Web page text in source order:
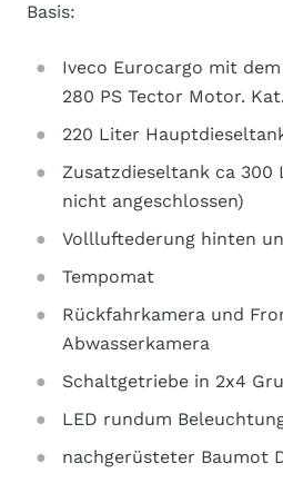
Basis:
Iveco Eurocargo mit
280 PS Tector Motor.
220 Liter
Zusatzdieseltank ca 300
nicht angeschlossen)
Vollluftederung hinten
Tempomat
Rückfahrkamera und
Abwasserkamera
Schaltgetriebe in 2x4
LED rundum
nachgerüsteter Baumot